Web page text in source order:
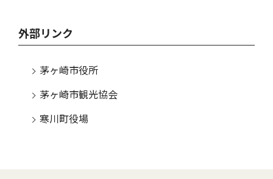
外部リンク
茅ヶ崎市役所
茅ヶ崎市観光協会
寒川町役場